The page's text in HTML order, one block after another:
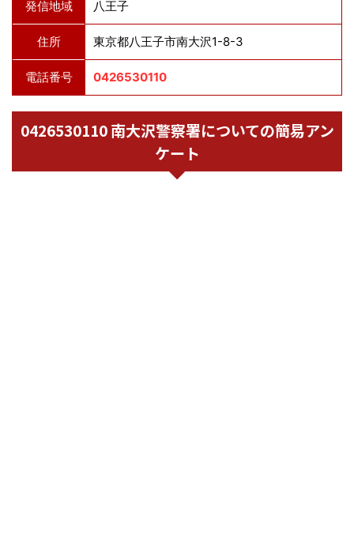
発信地域 八王子
住所 東京都八王子市南大沢1-8-3
電話番号 0426530110
0426530110 南大沢警察署についての簡易アン
ケート